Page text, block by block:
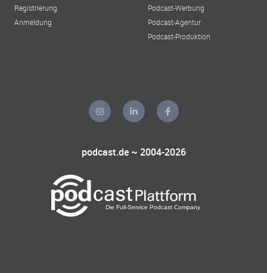
Registrierung
Anmeldung
Podcast-Werbung
Podcast-Agentur
Podcast-Produktion
podcast.de ~ 2004-2026